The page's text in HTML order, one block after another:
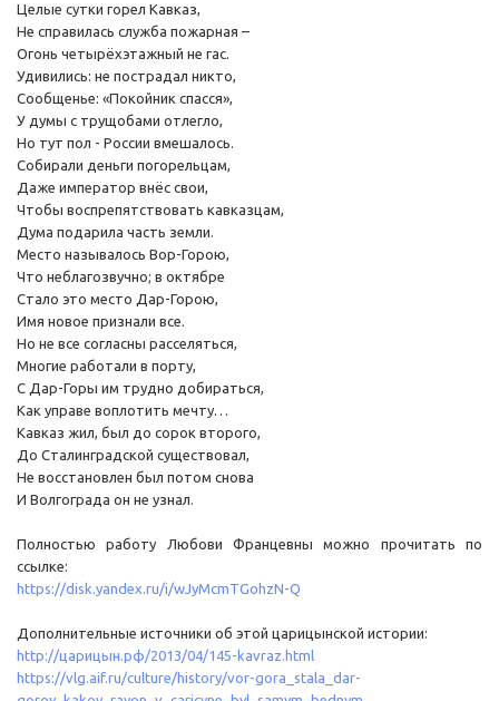
Целые сутки горел Кавказ,
Не справилась служба пожарная –
Огонь четырёхэтажный не гас.
Удивились: не пострадал никто,
Сообщенье: «Покойник спасся»,
У думы с трущобами отлегло,
Но тут пол - России вмешалось.
Собирали деньги погорельцам,
Даже император внёс свои,
Чтобы воспрепятствовать кавказцам,
Дума подарила часть земли.
Место называлось Вор-Горою,
Что неблагозвучно; в октябре
Стало это место Дар-Горою,
Имя новое признали все.
Но не все согласны расселяться,
Многие работали в порту,
С Дар-Горы им трудно добираться,
Как управе воплотить мечту…
Кавказ жил, был до сорок второго,
До Сталинградской существовал,
Не восстановлен был потом снова
И Волгограда он не узнал.
Полностью работу Любови Францевны можно прочитать по
ссылке:
https://disk.yandex.ru/i/wJyMcmTGohzN-Q
Дополнительные источники об этой царицынской истории:
http://царицын.рф/2013/04/145-kavraz.html
https://vlg.aif.ru/culture/history/vor-gora_stala_dar-